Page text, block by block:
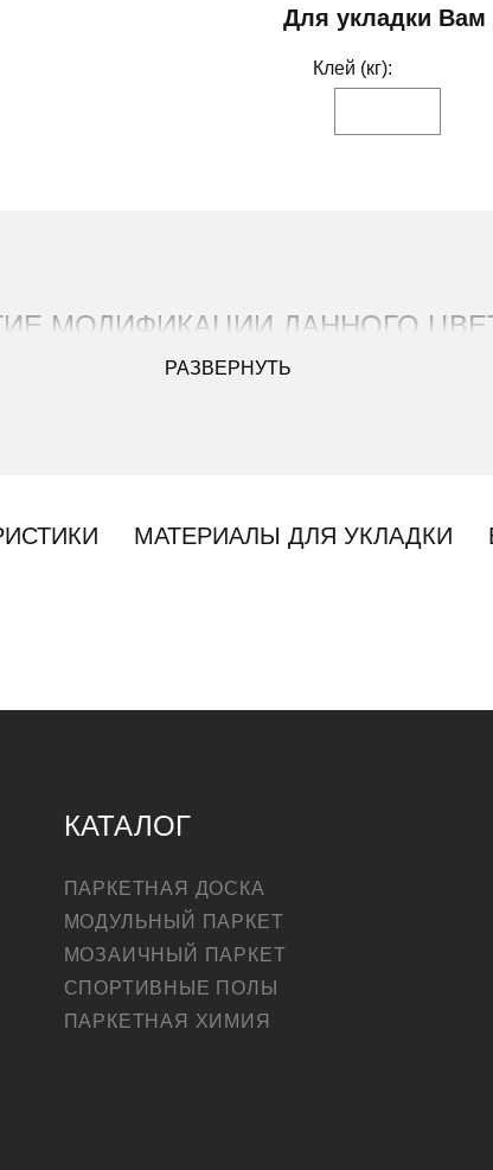
Для укладки Вам
Клей (кг):
МОДИФИКАЦИИ ДАННОГО
РАЗВЕРНУТЬ
МАТЕРИАЛЫ ДЛЯ УКЛАДКИ
КАТАЛОГ
ПАРКЕТНАЯ ДОСКА
МОДУЛЬНЫЙ ПАРКЕТ
МОЗАИЧНЫЙ ПАРКЕТ
СПОРТИВНЫЕ ПОЛЫ
ПАРКЕТНАЯ ХИМИЯ